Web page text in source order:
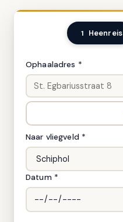
1 Heenreis
Ritgegevens
Ophaaladres *
Naar vliegveld *
Datum *